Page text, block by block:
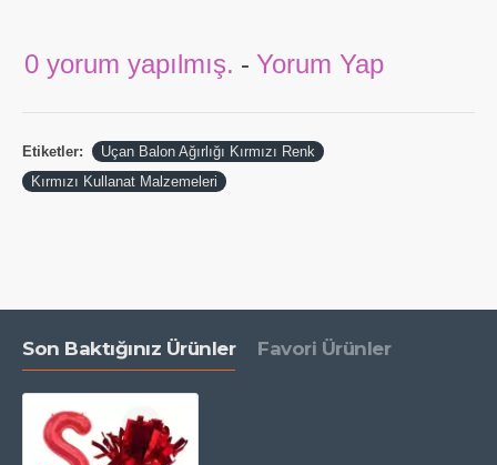
0 yorum yapılmış. - Yorum Yap
Etiketler:
Uçan Balon Ağırlığı Kırmızı Renk
Kırmızı Kullanat Malzemeleri
Son Baktığınız Ürünler Favori Ürünler